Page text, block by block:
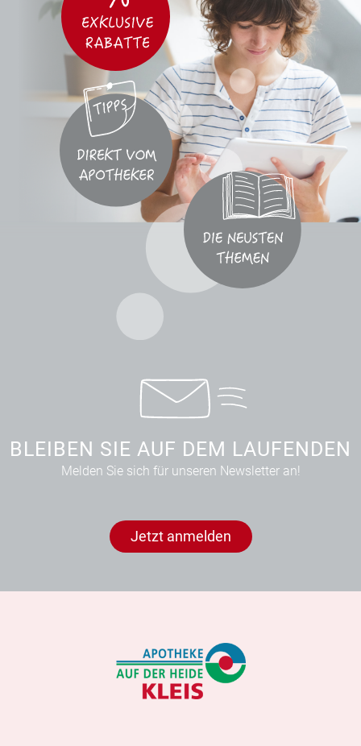
BLEIBEN SIE AUF DEM LAUFENDEN
Melden Sie sich für unseren Newsletter an!
Jetzt anmelden